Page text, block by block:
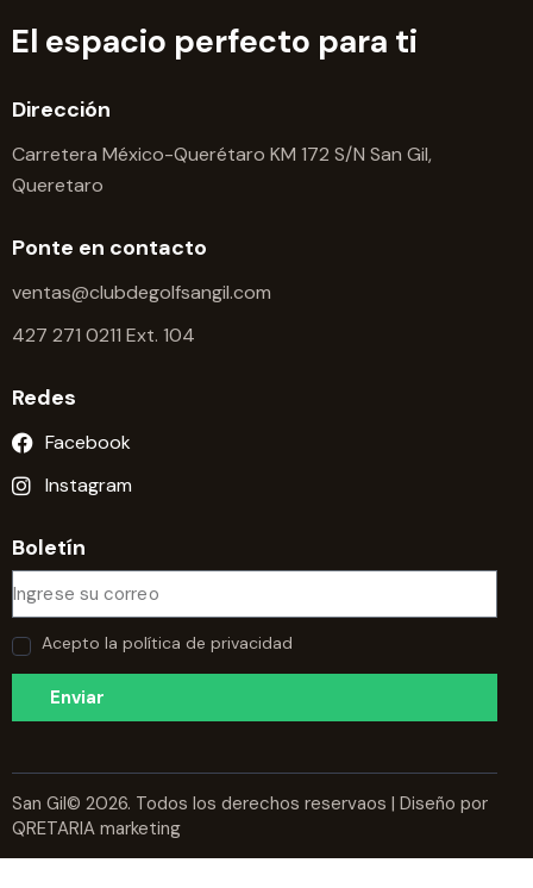
El espacio perfecto para ti
Dirección
Carretera México-Querétaro KM 172 S/N San Gil,
Queretaro
Ponte en contacto
ventas@clubdegolfsangil.com
427 271 0211 Ext. 104
Redes
Facebook
Instagram
Boletín
Acepto la política de privacidad
Enviar
l
t
e
r
San Gil© 2026. Todos los derechos reservaos | Diseño por
QRETARIA marketing